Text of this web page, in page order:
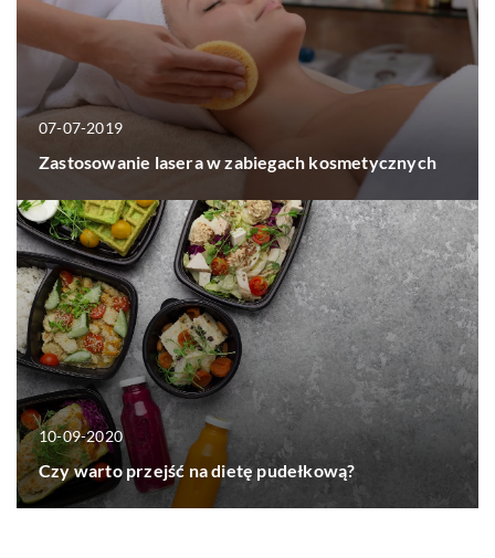
07-07-2019
Zastosowanie lasera w zabiegach kosmetycznych
10-09-2020
Czy warto przejść na dietę pudełkową?